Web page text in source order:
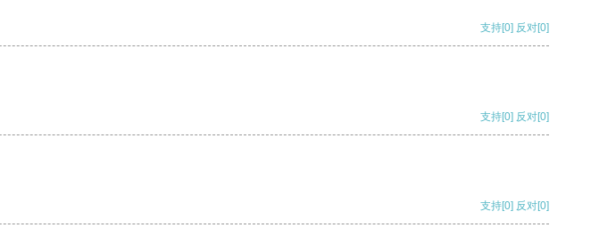
支持[0] 反对[0]
支持[0] 反对[0]
支持[0] 反对[0]